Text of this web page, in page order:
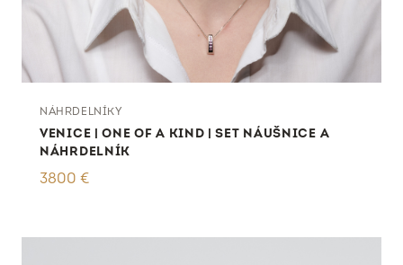
NÁHRDELNÍKY
VENICE | ONE OF A KIND | SET NÁUŠNICE A
NÁHRDELNÍK
3800 €